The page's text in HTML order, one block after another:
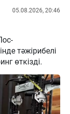
05.08.2026, 20:46
тәжірибелі
өткізді.